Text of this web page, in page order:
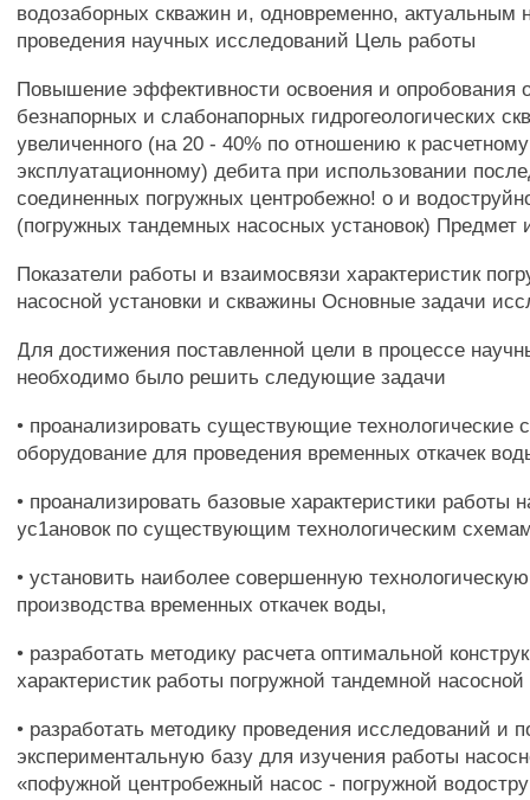
водозаборных скважин и, одновременно, актуальным
проведения научных исследований Цель работы
Повышение эффективности освоения и опробования
безнапорных и слабонапорных гидрогеологических
увеличенного (на 20 - 40% по отношению к
эксплуатационному) дебита при использовании
соединенных погружных центробежно! о и
(погружных тандемных насосных установок) Предмет
Показатели работы и взаимосвязи характеристик
насосной установки и скважины Основные задачи
Для достижения поставленной цели в процессе
необходимо было решить следующие задачи
• проанализировать существующие
оборудование для проведения временных откачек
• проанализировать базовые характеристики работы
ус1ановок по существующим технологическим
• установить наиболее совершенную
производства временных откачек воды,
• разработать методику расчета оптимальной
характеристик работы погружной тандемной насосной
• разработать методику проведения исследований и
экспериментальную базу для изучения работы
«пофужной центробежный насос - погружной